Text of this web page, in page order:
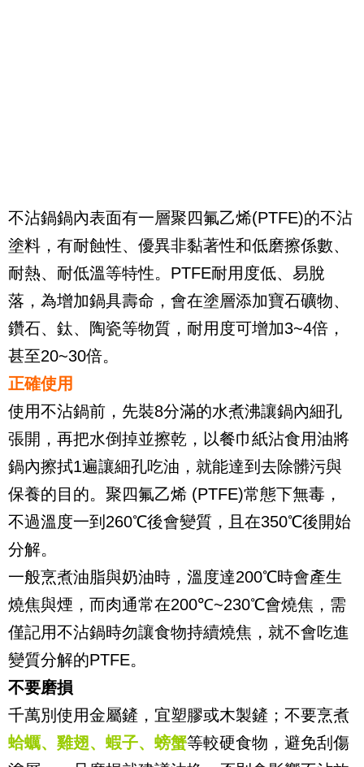
不沾鍋鍋內表面有一層聚四氟乙烯(PTFE)的不沾
塗料，有耐蝕性、優異非黏著性和低磨擦係數、
耐熱、耐低溫等特性。 PTFE耐用度低、易脫
落，為增加鍋具壽命，會在塗層添加寶石礦物、
鑽石、鈦、陶瓷等物質，耐用度可增加3~4倍，
甚至20~30倍。
正確使用
使用不沾鍋前，先裝8分滿的水煮沸讓鍋內細孔
張開，再把水倒掉並擦乾，以餐巾紙沾食用油將
鍋內擦拭1遍讓細孔吃油，就能達到去除髒污與
保養的目的。聚四氟乙烯 (PTFE)常態下無毒，
不過溫度一到 260℃後會變質，且在350℃後開始
分解。
一般烹煮油脂與奶油時，溫度達200℃時會產生
燒焦與煙，而肉通常在200℃~230℃會燒焦，需
僅記用不沾鍋時勿讓食物持續燒焦，就不會吃進
變質分解的PTFE。
不要磨損
千萬別使用金屬鏟，宜塑膠或木製鏟；不要烹煮
蛤蠣、雞翅、蝦子、螃蟹等較硬食物，避免刮傷